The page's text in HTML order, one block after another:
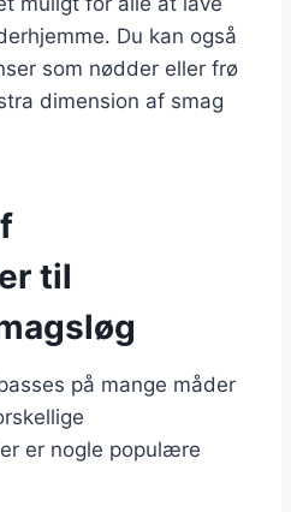
Du kan også
som nødder eller frø
dimension af smag
til
på mange måder
er nogle populære